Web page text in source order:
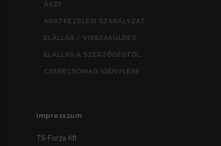
ÁSZF
ADATKEZELÉSI SZABÁLYZAT
ELÁLLÁS / VISSZAKÜLDÉS
ELÁLLÁS A SZERZŐDÉSTŐL
CSERECSOMAG IGÉNYLÉSE
Impresszum
TS-Forza Kft